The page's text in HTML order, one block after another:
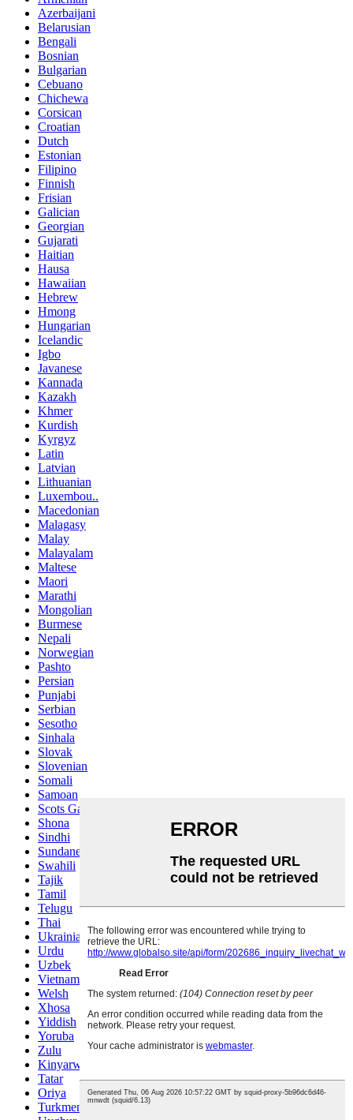
Azerbaijani
Belarusian
Bengali
Bosnian
Bulgarian
Cebuano
Chichewa
Corsican
Croatian
Dutch
Estonian
Filipino
Finnish
Frisian
Galician
Georgian
Gujarati
Haitian
Hausa
Hawaiian
Hebrew
Hmong
Hungarian
Icelandic
Igbo
Javanese
Kannada
Kazakh
Khmer
Kurdish
Kyrgyz
Latin
Latvian
Lithuanian
Luxembou..
Macedonian
Malagasy
Malay
Malayalam
Maltese
Maori
Marathi
Mongolian
Burmese
Nepali
Norwegian
Pashto
Persian
Punjabi
Serbian
Sesotho
Sinhala
Slovak
Slovenian
Somali
Samoan
Scots Gaelic
Shona
Sindhi
Sundanese
Swahili
Tajik
Tamil
Telugu
Thai
Ukrainian
Urdu
Uzbek
Vietnamese
Welsh
Xhosa
Yiddish
Yoruba
Zulu
Kinyarwanda
Tatar
Oriya
Turkmen